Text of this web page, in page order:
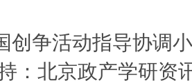
创争活动指导协调
：北京政产学研资